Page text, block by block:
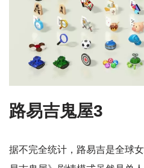
路易吉鬼屋3
据不完全统计，路易吉是全球